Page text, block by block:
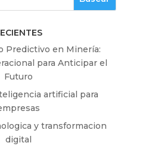
Predictivo en Minería:
para Anticipar el
Futuro
artificial para
y transformacion
digital